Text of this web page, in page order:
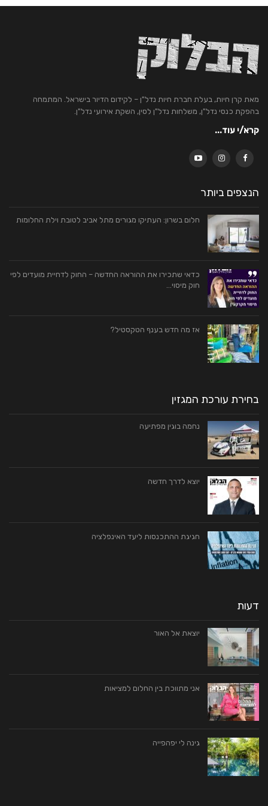
מאת קרן חיות, בעלת חברת חיות נדל"ן – לקידום הדיור בישראל. המתמחה
בהפקת כנסי נדל"ן, משלחות נדל"ן לסין, השקת אירועי נדל"ן.
קרא/י עוד...
הנצפים ביותר
חלום בשרון: העתיקו מגורים מתל אביב לטובת וילת החלומות
כדאי שתכירו את ההוראה החדשה – החוק לדחיית מועדים לפי
חוק מיסוי…
אז מה חדש בענף הטקסטיל?
בחירת עורכת המגזין
נחמה בוגין מפתיעה
יוצא לדרך חדשה
חגיגת ההתכנסות ליעד האינפלציה
דעות
יוצאת אל האור
אני מתווכת בין החלום למציאות
גינה לי יפהפייה